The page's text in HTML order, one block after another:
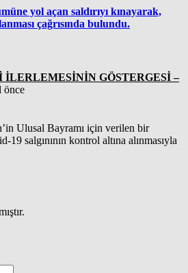
yol açan saldırıyı kınayarak,
çağrısında bulundu.
GÖSTERGESİ –
önce
Ulusal Bayramı için verilen bir
19 salgınının kontrol altına alınmasıyla